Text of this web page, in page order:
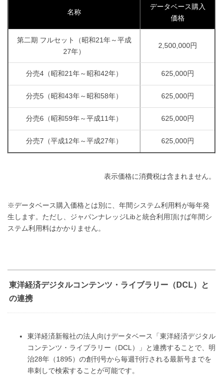
名称
データベース購入
価格
第二期 フルセット（昭和21年～平成
27年）
2,500,000円
分売4（昭和21年～昭和42年） 625,000円
分売5（昭和43年～昭和58年） 625,000円
分売6（昭和59年～平成11年） 625,000円
分売7（平成12年～平成27年） 625,000円
表示価格に消費税は含まれません。
※データベース購入価格とは別に、年間システム利用料が毎年発
生します。ただし、ジャパンナレッジLibと統合利用頂けば年間シ
ステム利用料はかかりません。
東洋経済デジタルコンテンツ・ライブラリー（DCL）と
の連携
東洋経済新報社の法人向けデータベース「東洋経済デジタル
コンテンツ・ライブラリー（DCL）」と連携することで、明
治28年（1895）の創刊号から毎週刊行される最新号までを
串刺しで検索することが可能です。